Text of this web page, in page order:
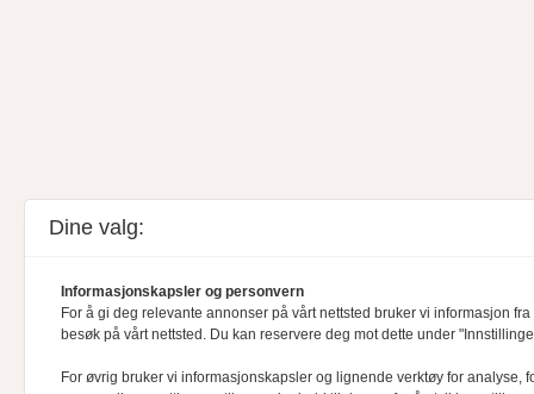
Dine valg:
Informasjonskapsler og personvern
For å gi deg relevante annonser på vårt nettsted bruker vi informasjon fra
besøk på vårt nettsted. Du kan reservere deg mot dette under
For øvrig bruker vi informasjonskapsler og lignende verktøy for analyse,